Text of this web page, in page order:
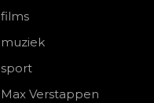
films
muziek
sport
Max Verstappen